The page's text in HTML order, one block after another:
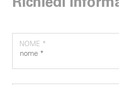
Richiedi
NOME *